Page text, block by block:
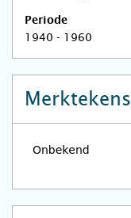
Periode
1940 - 1960
Merktekens